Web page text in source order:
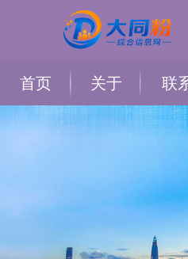
首页 关于 联